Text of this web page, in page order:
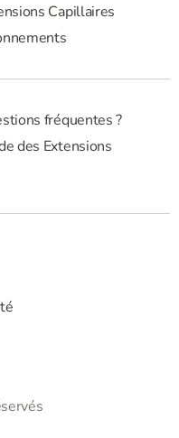
Capillaires
fréquentes ?
des Extensions